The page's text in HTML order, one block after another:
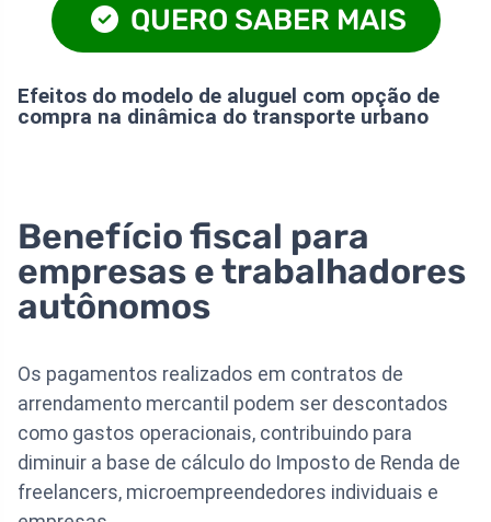
QUERO SABER MAIS
Efeitos do modelo de aluguel com opção de
compra na dinâmica do transporte urbano
Benefício fiscal para
empresas e trabalhadores
autônomos
Os pagamentos realizados em contratos de
arrendamento mercantil podem ser descontados
como gastos operacionais, contribuindo para
diminuir a base de cálculo do Imposto de Renda de
freelancers, microempreendedores individuais e